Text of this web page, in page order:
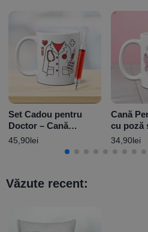
Set Cadou pentru
Doctor – Cană
Personalizată + Pix
45,90lei
Cană
cu poză
mulți ani
34,90lei
Văzute recent: